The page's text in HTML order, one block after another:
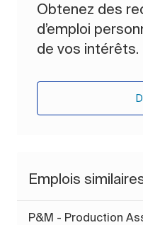
Obtenez des
d’emploi
de vos intérêts.
Emplois
P&M - Production